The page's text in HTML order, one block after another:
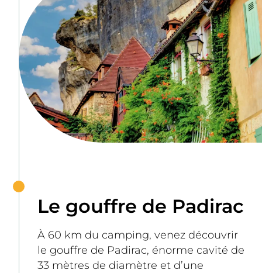
Le gouffre de Padirac
À 60 km du camping, venez découvrir
le gouffre de Padirac, énorme cavité de
33 mètres de diamètre et d’une